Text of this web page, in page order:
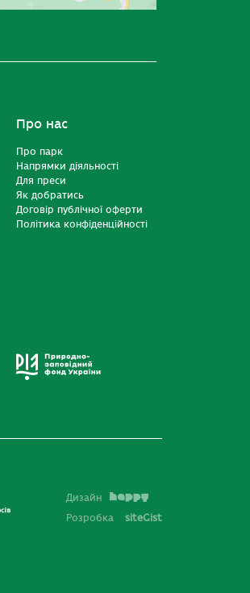
Про нас
Про парк
Напрямки діяльності
Для преси
Як добратись
Договір публічної оферти
Політика конфіденційності
Дизайн
Розробка
siteGist